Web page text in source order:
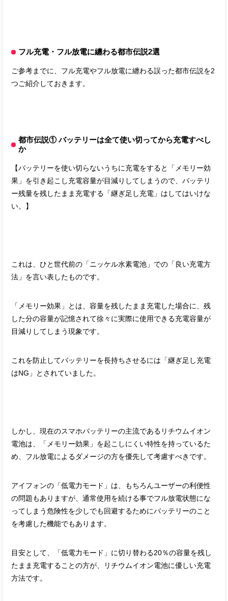
フル充電・フル放電に纏わる都市伝説2選
ご参考までに、フル充電やフル放電に纏わる誤った都市伝説を2
つご紹介しておきます。
都市伝説① バッテリーは全て使い切ってから充電すべし
か
【バッテリーを使い切らないうちに充電をすると「メモリー効
果」を引き起こし充電容量が目減りしてしまうので、バッテリ
ー残量を残したまま充電する「継ぎ足し充電」はしてはいけな
い。】
これは、ひと世代前の「ニッケル水素電池」での「良い充電方
法」を言い表したものです。
「メモリー効果」とは、容量を残したまま充電した場合に、残
した分の容量が記憶されて徐々に実際に使用できる充電容量が
目減りしてしまう現象です。
これを防止してバッテリーを長持ちさせるには「継ぎ足し充電
はNG」とされていました。
しかし、現在のスマホバッテリーの主流であるリチウムイオン
電池は、「メモリー効果」を起こしにくい特性を持っているた
め、フル放電によるダメージの方を優先して考慮すべきです。
アイフォンの「低電力モード」は、もちろんユーザーの利便性
の問題もありますが、通常使用を続ける事でフル放電状態にな
ってしまう危険性を少しでも回避するためにバッテリーのこと
を考慮した機能でもあります。
目安として、「低電力モード」に切り替わる20％の容量を残し
たまま充電することの方が、リチウムイオン電池に優しい充電
方法です。